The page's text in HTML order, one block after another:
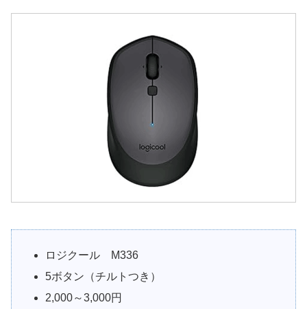
ロジクール M336
5ボタン（チルトつき）
2,000～3,000円